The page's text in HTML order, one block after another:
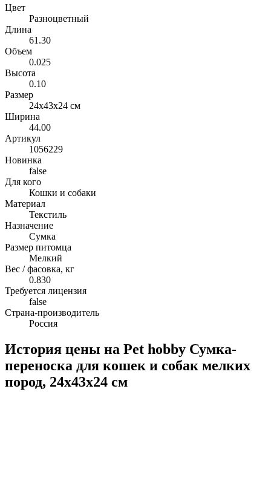
Цвет
Разноцветный
Длина
61.30
Объем
0.025
Высота
0.10
Размер
24x43x24 см
Ширина
44.00
Артикул
1056229
Новинка
false
Для кого
Кошки и собаки
Материал
Текстиль
Назначение
Сумка
Размер питомца
Мелкий
Вес / фасовка, кг
0.830
Требуется лицензия
false
Страна-производитель
Россия
История цены на Pet hobby Сумка-
переноска для кошек и собак мелких
пород, 24x43x24 см